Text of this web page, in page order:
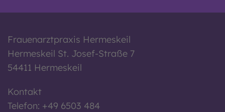
Frauenarztpraxis Hermeskeil
Hermeskeil St. Josef-Straße 7
54411 Hermeskeil
Kontakt
Telefon: +49 6503 484